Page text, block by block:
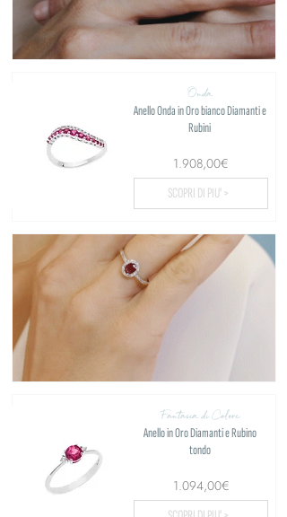
Onda
Anello Onda in Oro bianco Diamanti e
Rubini
1.908,00€
SCOPRI DI PIU' >
Fantasia di Colore
Anello in Oro Diamanti e Rubino
tondo
1.094,00€